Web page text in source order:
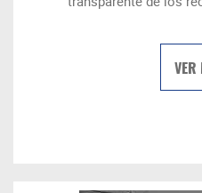
VER